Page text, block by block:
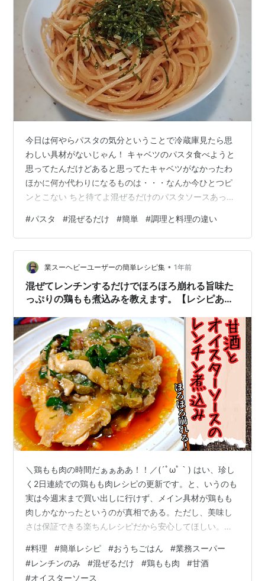
今日は何やらパスタの気分ということで冷蔵庫見たら思
わしい具材がないじゃん！ キャベツのパスタ食べようと
思ってたんだけどあると思ってたキャベツがなかったわ
ほかに何か代わりになるものは・・・なんか今ひとつピ
ンとこない ちと待てよ混ぜるだけのパスタソースあった
ぜ！混ぜるだけの生風味たらこ 簡単パスタソースは何気
に常備してること多いからラッキー 流石にサラダほしか
ったけど葉物野菜がなくてトマトとキュウリを切っただ
け 手間もかからず超簡単だが、ふと思うこれって料理？
調理はしていないと思うけど・・・パスタ茹でるのは調
理なんんかな？ 料理と調理は似てるけ…
#パスタ #混ぜるだけ #簡単 #調理と料理の違い
業スーヘビーユーザーの簡単レシピ集 • 1年前
混ぜてレンチンするだけでほろほろ崩れる旨味た
っぷりの鶏もも煮込みを教えます。【レシピあ
＼鶏もも肉の時間だぁぁああ！！／(´ﾟωﾟ｀) はい、珍し
く2日連続での鶏もも肉レシピの更新です。と、いうのも
実は今週末まで買い出しに行けず、メイン具材が鶏もも
肉しかなかったというのが真相である。ただし、美味し
さは保証できる楽ちんレシピだから安心してほしい。レ
ちなみに甘酒はお湯で溶く小分けパックを使うのをオス
スメする。 出典：株式会社伊豆フェルメンテ公式サイト
#料理 #簡単レシピ #おうちごはん #業務スーパー
#レンチンのみ #混ぜるだけ #鶏もも肉 #甘酒
#オイスターソース